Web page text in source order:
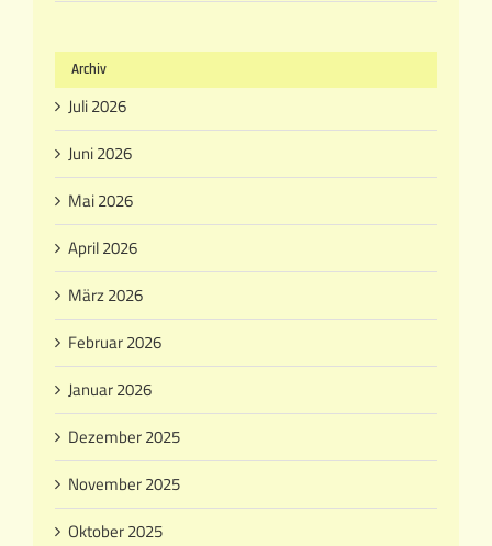
Archiv
Juli 2026
Juni 2026
Mai 2026
April 2026
März 2026
Februar 2026
Januar 2026
Dezember 2025
November 2025
Oktober 2025